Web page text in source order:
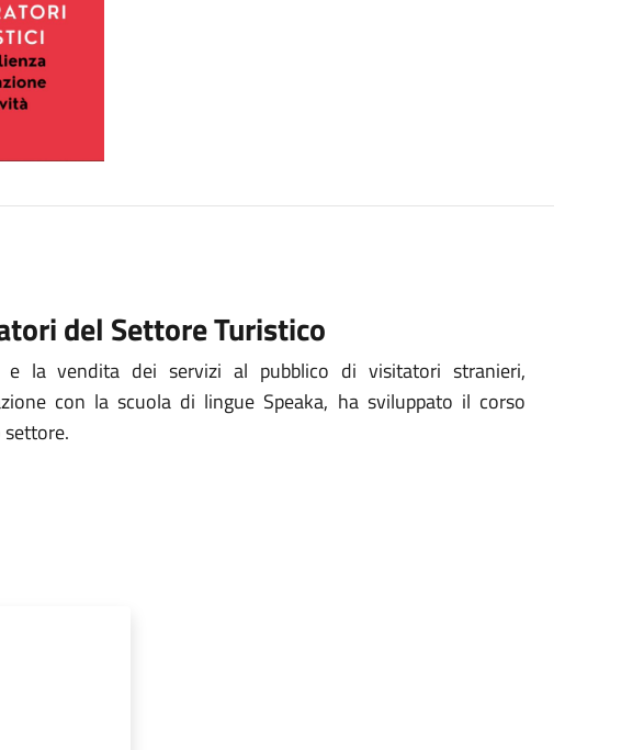
del Settore Turistico
e la vendita dei servizi al pubblico di visitatori stranieri,
con la scuola di lingue Speaka, ha sviluppato il corso
settore.